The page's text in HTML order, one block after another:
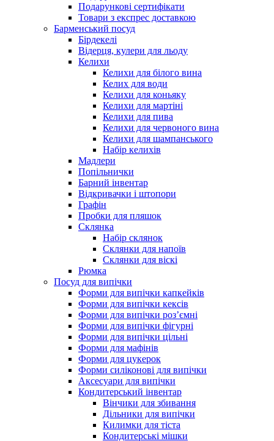
Подарункові сертифікати
Товари з експрес доставкою
Барменський посуд
Бірдекелі
Відерця, кулери для льоду
Келихи
Келихи для білого вина
Келих для води
Келихи для коньяку
Келихи для мартіні
Келихи для пива
Келихи для червоного вина
Келихи для шампанського
Набір келихів
Мадлери
Попільнички
Барний інвентар
Відкривачки і штопори
Графін
Пробки для пляшок
Склянка
Набір склянок
Склянки для напоїв
Склянки для віскі
Рюмка
Посуд для випічки
Форми для випічки капкейків
Форми для випічки кексів
Форми для випічки роз’ємні
Форми для випічки фігурні
Форми для випічки цільні
Форми для мафінів
Форми для цукерок
Форми силіконові для випічки
Аксесуари для випічки
Кондитерський інвентар
Вінчики для збивання
Дільники для випічки
Килимки для тіста
Кондитерські мішки